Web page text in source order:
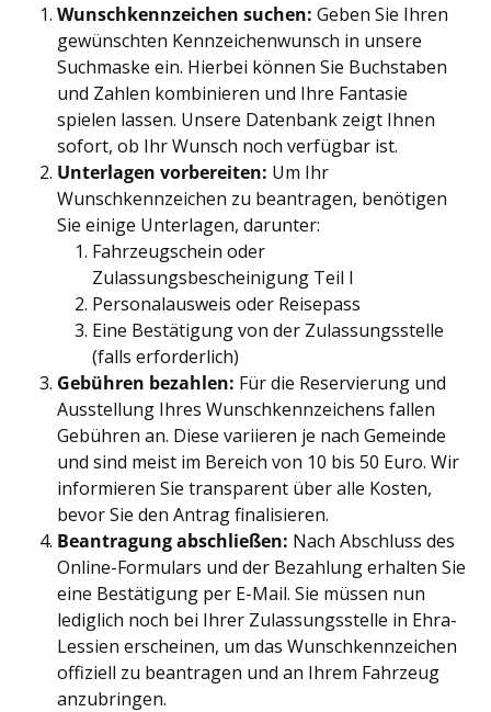
Wunschkennzeichen suchen: Geben Sie Ihren
gewünschten Kennzeichenwunsch in unsere
Suchmaske ein. Hierbei können Sie Buchstaben
und Zahlen kombinieren und Ihre Fantasie
spielen lassen. Unsere Datenbank zeigt Ihnen
sofort, ob Ihr Wunsch noch verfügbar ist.
Unterlagen vorbereiten: Um Ihr
Wunschkennzeichen zu beantragen, benötigen
Sie einige Unterlagen, darunter:
Fahrzeugschein oder
Zulassungsbescheinigung Teil I
Personalausweis oder Reisepass
Eine Bestätigung von der Zulassungsstelle
(falls erforderlich)
Gebühren bezahlen: Für die Reservierung und
Ausstellung Ihres Wunschkennzeichens fallen
Gebühren an. Diese variieren je nach Gemeinde
und sind meist im Bereich von 10 bis 50 Euro. Wir
informieren Sie transparent über alle Kosten,
bevor Sie den Antrag finalisieren.
Beantragung abschließen: Nach Abschluss des
Online-Formulars und der Bezahlung erhalten Sie
eine Bestätigung per E-Mail. Sie müssen nun
lediglich noch bei Ihrer Zulassungsstelle in Ehra-
Lessien erscheinen, um das Wunschkennzeichen
offiziell zu beantragen und an Ihrem Fahrzeug
anzubringen.